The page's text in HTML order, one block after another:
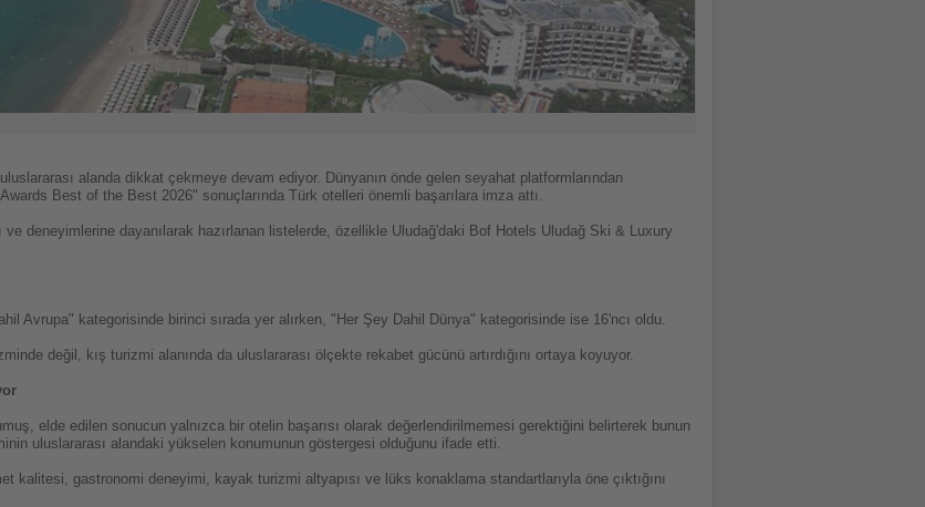
alanda dikkat çekmeye devam ediyor. Dünyanın önde gelen seyahat platformlarından
Best of the Best 2026" sonuçlarında Türk otelleri önemli başarılara imza attı.
deneyimlerine dayanılarak hazırlanan listelerde, özellikle Uludağ'daki Bof Hotels Uludağ Ski & Luxury
Avrupa" kategorisinde birinci sırada yer alırken, "Her Şey Dahil Dünya" kategorisinde ise 16'ncı oldu.
değil, kış turizmi alanında da uluslararası ölçekte rekabet gücünü artırdığını ortaya koyuyor.
elde edilen sonucun yalnızca bir otelin başarısı olarak değerlendirilmemesi gerektiğini belirterek bunun
uluslararası alandaki yükselen konumunun göstergesi olduğunu ifade etti.
gastronomi deneyimi, kayak turizmi altyapısı ve lüks konaklama standartlarıyla öne çıktığını